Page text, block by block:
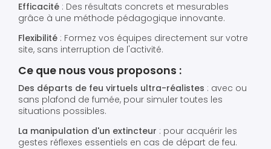
Efficacité : Des résultats concrets et mesurables
grâce à une méthode pédagogique innovante.
Flexibilité : Formez vos équipes directement sur votre
site, sans interruption de l'activité.
Ce que nous vous proposons :
Des départs de feu virtuels ultra-réalistes : avec ou
sans plafond de fumée, pour simuler toutes les
situations possibles.
La manipulation d'un extincteur : pour acquérir les
gestes réflexes essentiels en cas de départ de feu.